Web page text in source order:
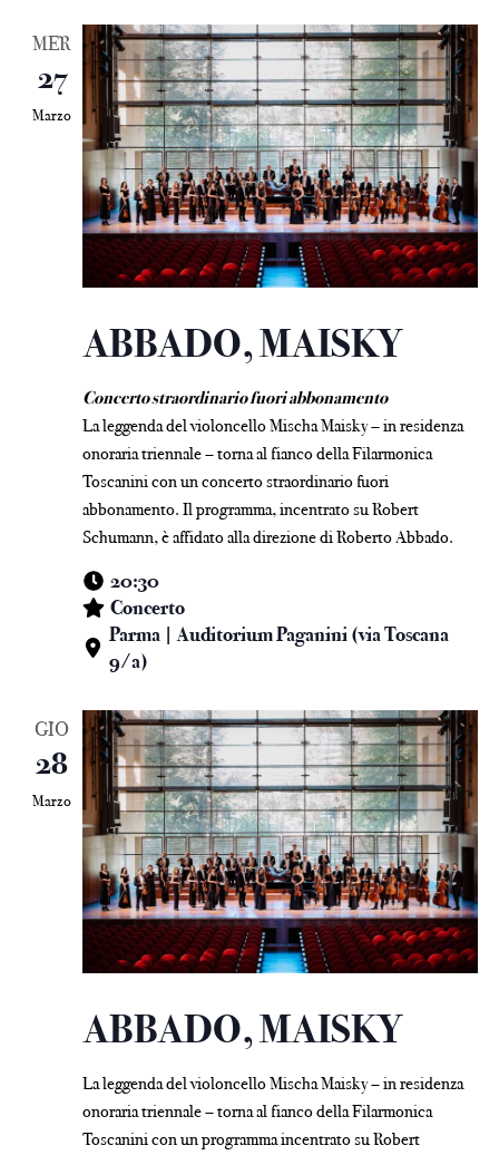
MER
27
Marzo
ABBADO, MAISKY
Concerto straordinario fuori abbonamento
La leggenda del violoncello Mischa Maisky – in residenza
onoraria triennale – torna al fianco della Filarmonica
Toscanini con un concerto straordinario fuori
abbonamento. Il programma, incentrato su Robert
Schumann, è affidato alla direzione di Roberto Abbado.
20:30
Concerto
Parma | Auditorium Paganini (via Toscana
9/a)
GIO
28
Marzo
ABBADO, MAISKY
La leggenda del violoncello Mischa Maisky – in residenza
onoraria triennale – torna al fianco della Filarmonica
Toscanini con un programma incentrato su Robert